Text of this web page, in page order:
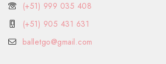
(+51) 999 035 408
(+51) 905 431 631
balletgo@gmail.com